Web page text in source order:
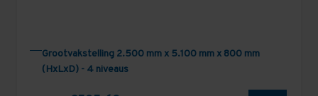
Grootvakstelling 2.500 mm x 5.100 mm x 800 mm
(HxLxD) - 4 niveaus